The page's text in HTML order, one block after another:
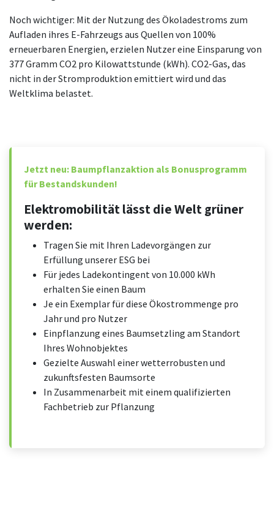
Noch wichtiger: Mit der Nutzung des Ökoladestroms zum
Aufladen ihres E-Fahrzeugs aus Quellen von 100%
erneuerbaren Energien, erzielen Nutzer eine Einsparung von
377 Gramm CO2 pro Kilowattstunde (kWh). CO2-Gas, das
nicht in der Stromproduktion emittiert wird und das
Weltklima belastet.
Jetzt neu: Baumpflanzaktion als Bonusprogramm
für Bestandskunden!
Elektromobilität lässt die Welt grüner
werden:
Tragen Sie mit Ihren Ladevorgängen zur
Erfüllung unserer ESG bei
Für jedes Ladekontingent von 10.000 kWh
erhalten Sie einen Baum
Je ein Exemplar für diese Ökostrommenge pro
Jahr und pro Nutzer
Einpflanzung eines Baumsetzling am Standort
Ihres Wohnobjektes
Gezielte Auswahl einer wetterrobusten und
zukunftsfesten Baumsorte
In Zusammenarbeit mit einem qualifizierten
Fachbetrieb zur Pflanzung